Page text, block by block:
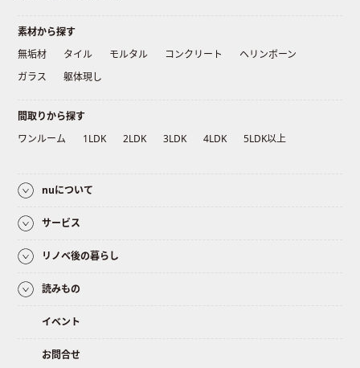
素材から探す
無垢材
タイル モルタル コンクリート
ヘリンボーン
ガラス
躯体現し
間取りから探す
ワンルーム
1LDK 2LDK 3LDK 4LDK 5LDK以上
nuについて
サービス
リノベ後の暮らし
読みもの
イベント
お問合せ